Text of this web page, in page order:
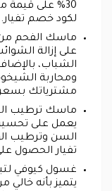
30% على
لكود خصم تفيار.
ماسك الفحم من
على إزالة
الشباب،
ومحاربة
مشترياتك
ماسك ترطيب
يعمل على
السن وترطيب
تفيار الحصول
غسول كيوفي
يتميز بأنه